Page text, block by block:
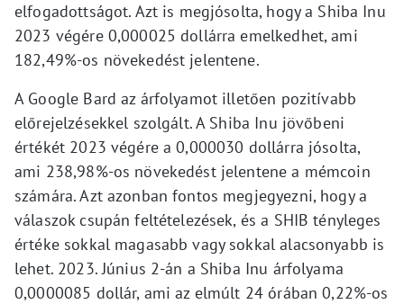
elfogadottságot. Azt is megjósolta, hogy a Shiba Inu
2023 végére 0,000025 dollárra emelkedhet, ami
182,49%-os növekedést jelentene.
A Google Bard az árfolyamot illetően pozitívabb
előrejelzésekkel szolgált. A Shiba Inu jövőbeni
értékét 2023 végére a 0,000030 dollárra jósolta,
ami 238,98%-os növekedést jelentene a mémcoin
számára. Azt azonban fontos megjegyezni, hogy a
válaszok csupán feltételezések, és a SHIB tényleges
értéke sokkal magasabb vagy sokkal alacsonyabb is
lehet. 2023. Június 2-án a Shiba Inu árfolyama
0,0000085 dollár, ami az elmúlt 24 órában 0,22%-os